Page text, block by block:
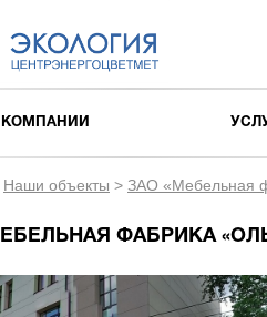
Наши объекты > ЗАО «Мебельная
ФАБРИКА